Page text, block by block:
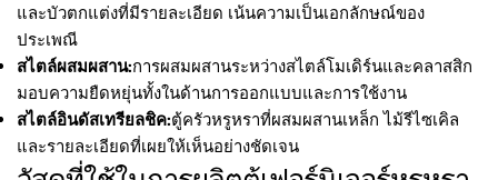
และบัวตกแต่งที่มีรายละเอียด เน้นความเป็นเอกลักษณ์ของ
ประเพณี
สไตล์ผสมผสาน:การผสมผสานระหว่างสไตล์โมเดิร์นและคลาสสิก
มอบความยืดหยุ่นทั้งในด้านการออกแบบและการใช้งาน
สไตล์อินดัสเทรียลชิค:ตู้ครัวหรูหราที่ผสมผสานเหล็ก ไม้รีไซเคิล
และรายละเอียดที่เผยให้เห็นอย่างชัดเจน